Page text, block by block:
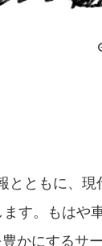
とともに、現
す。もはや
かにするサ